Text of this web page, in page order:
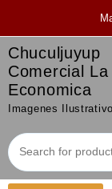
Chuculjuyup
Comercial La
Economica
Imagenes Ilustrativo